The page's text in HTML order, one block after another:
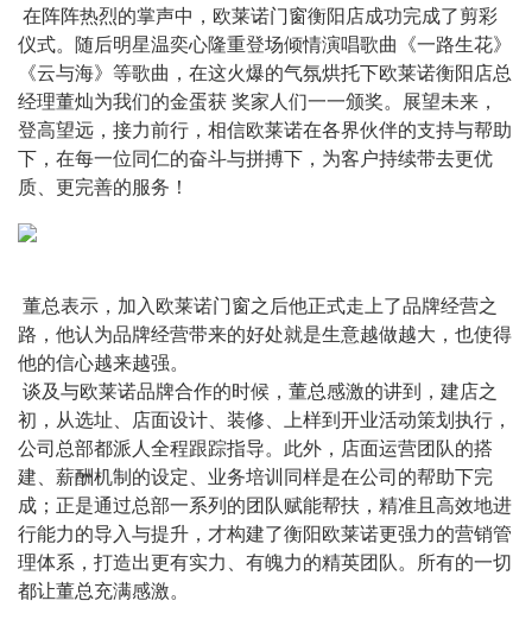
仪式。随后明星温奕心隆重登场倾情演唱歌曲《一路生花》
《云与海》等歌曲，在这火爆的气氛烘托下欧莱诺衡阳店总
经理董灿为我们的金蛋获 奖家人们一一颁奖。展望未来，
登高望远，接力前行，相信欧莱诺在各界伙伴的支持与帮助
下，在每一位同仁的奋斗与拼搏下，为客户持续带去更优
质、更完善的服务！
路，他认为品牌经营带来的好处就是生意越做越大，也使得
他的信心越来越强。
初，从选址、店面设计、装修、上样到开业活动策划执行，
公司总部都派人全程跟踪指导。此外，店面运营团队的搭
建、薪酬机制的设定、业务培训同样是在公司的帮助下完
成；正是通过总部一系列的团队赋能帮扶，精准且高效地进
行能力的导入与提升，才构建了衡阳欧莱诺更强力的营销管
理体系，打造出更有实力、有魄力的精英团队。所有的一切
都让董总充满感激。